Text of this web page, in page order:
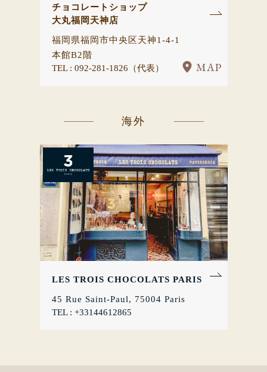
チョコレートショップ
大丸福岡天神店
福岡県福岡市中央区天神1-4-1
本館B2階
TEL : 092-281-1826（代表）
MAP
海外
LES TROIS CHOCOLATS PARIS
45 Rue Saint-Paul, 75004 Paris
TEL : +33144612865